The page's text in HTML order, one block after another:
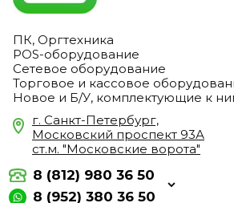
ПК, Оргтехника
POS-оборудование
Сетевое оборудование
Торговое и кассовое
Новое и Б/У, комплектующие к
г. Санкт-Петербург,
Московский проспект 93А
ст.м. "Московские ворота"
8 (812) 980 36 50
8 (952) 380 36 50